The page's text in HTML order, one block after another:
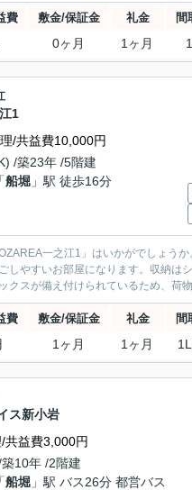
費 敷金/保証金 礼金 間
0ヶ月 1ヶ月
1
/共益費10,000円
/築23年 /5階建
「船堀 」駅 徒歩16分
一之江1」はいかがでしょう
やすいお部屋になります。収納は
クスが備え付けられているため、荷
費 敷金/保証金 礼金 間
1ヶ月 1ヶ月
ス新小岩
共益費3,000円
10年 /2階建
「船堀 」駅 バス26分 都営バス